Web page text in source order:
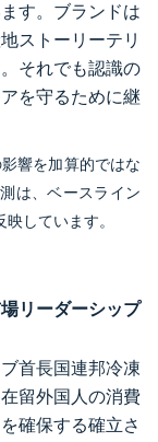
す。ブランドは
ストーリーテリ
それでも認識の
を守るために継
響を加算的ではな
は、ベースライン
しています。
リーダーシップ
首長国連邦冷凍
留外国人の消費
確保する確立さ